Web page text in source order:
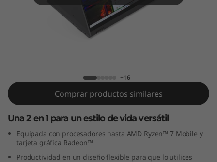
A
M
D
+16
Comprar productos similares
Una 2 en 1 para un estilo de vida versátil
Equipada con procesadores hasta AMD Ryzen™ 7 Mobile y
tarjeta gráfica Radeon™
Productividad en un diseño flexible para que lo utilices